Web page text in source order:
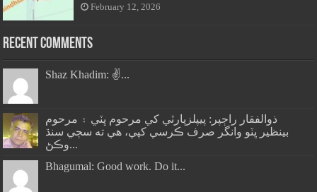
February 12, 2026
Recent Comments
Shaz Khadim: ✌️...
ذوالفقار راڄپر: پيپلزپارٽي کي مرحوم ڀٽي ۽ مرحوم
بينظير ڀٽو وانگر صرف ڪرسي کپي، هي ته سڄي سنڌ
وڪڻ...
Bhagumal: Good work. Do it...